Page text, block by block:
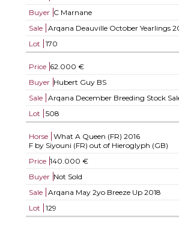
Buyer C Marnane
Sale
Arqana Deauville October Yearlings
Lot
170
Price 62.000 €
Buyer Hubert Guy BS
Sale
Arqana December Breeding Stock
Lot
508
Horse What A Queen (FR) 2016
F by Siyouni (FR) out of Hieroglyph (GB)
Price 140.000 €
Buyer Not Sold
Sale
Arqana May 2yo Breeze Up 2018
Lot
129